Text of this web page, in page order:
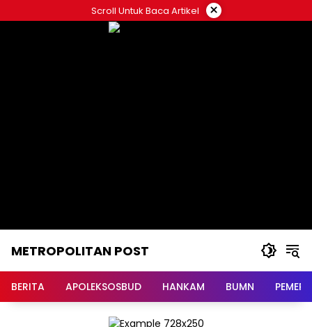
ke
Scroll Untuk Baca Artikel ×
METROPOLITAN POST
BERITA APOLEKSOSBUD HANKAM BUMN